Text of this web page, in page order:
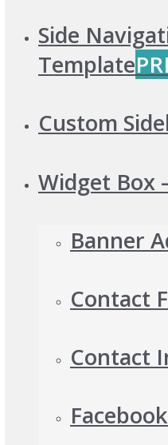
Side
Template
Custom
Widget Box
Banner
Contact
Contact